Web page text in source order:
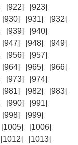
[922]
[923]
[930] [931]
[932]
[939]
[940]
[947] [948]
[949]
[956]
[957]
[964] [965]
[966]
[973]
[974]
[981] [982]
[983]
[990]
[991]
[998]
[999]
[1005]
[1006]
[1012]
[1013]